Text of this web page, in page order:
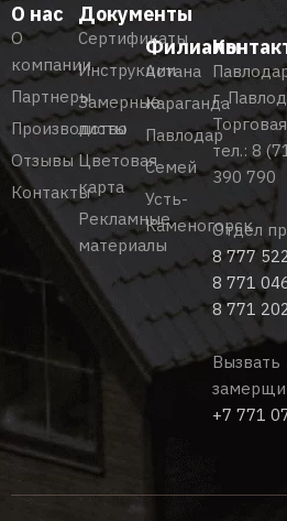
О нас
О
компании
Партнеры
Производство
Отзывы
Контакты
Документы
Сертификаты
Инструкции
Замерные
листы
Цветовая
карта
Рекламные
материалы
Филиалы
Астана
Караганда
Павлодар
Семей
Усть-
Каменогорск
г.
тел.: 8
390 790
Отдел
8 777
8 771
8 771
Вызвать
+7 771